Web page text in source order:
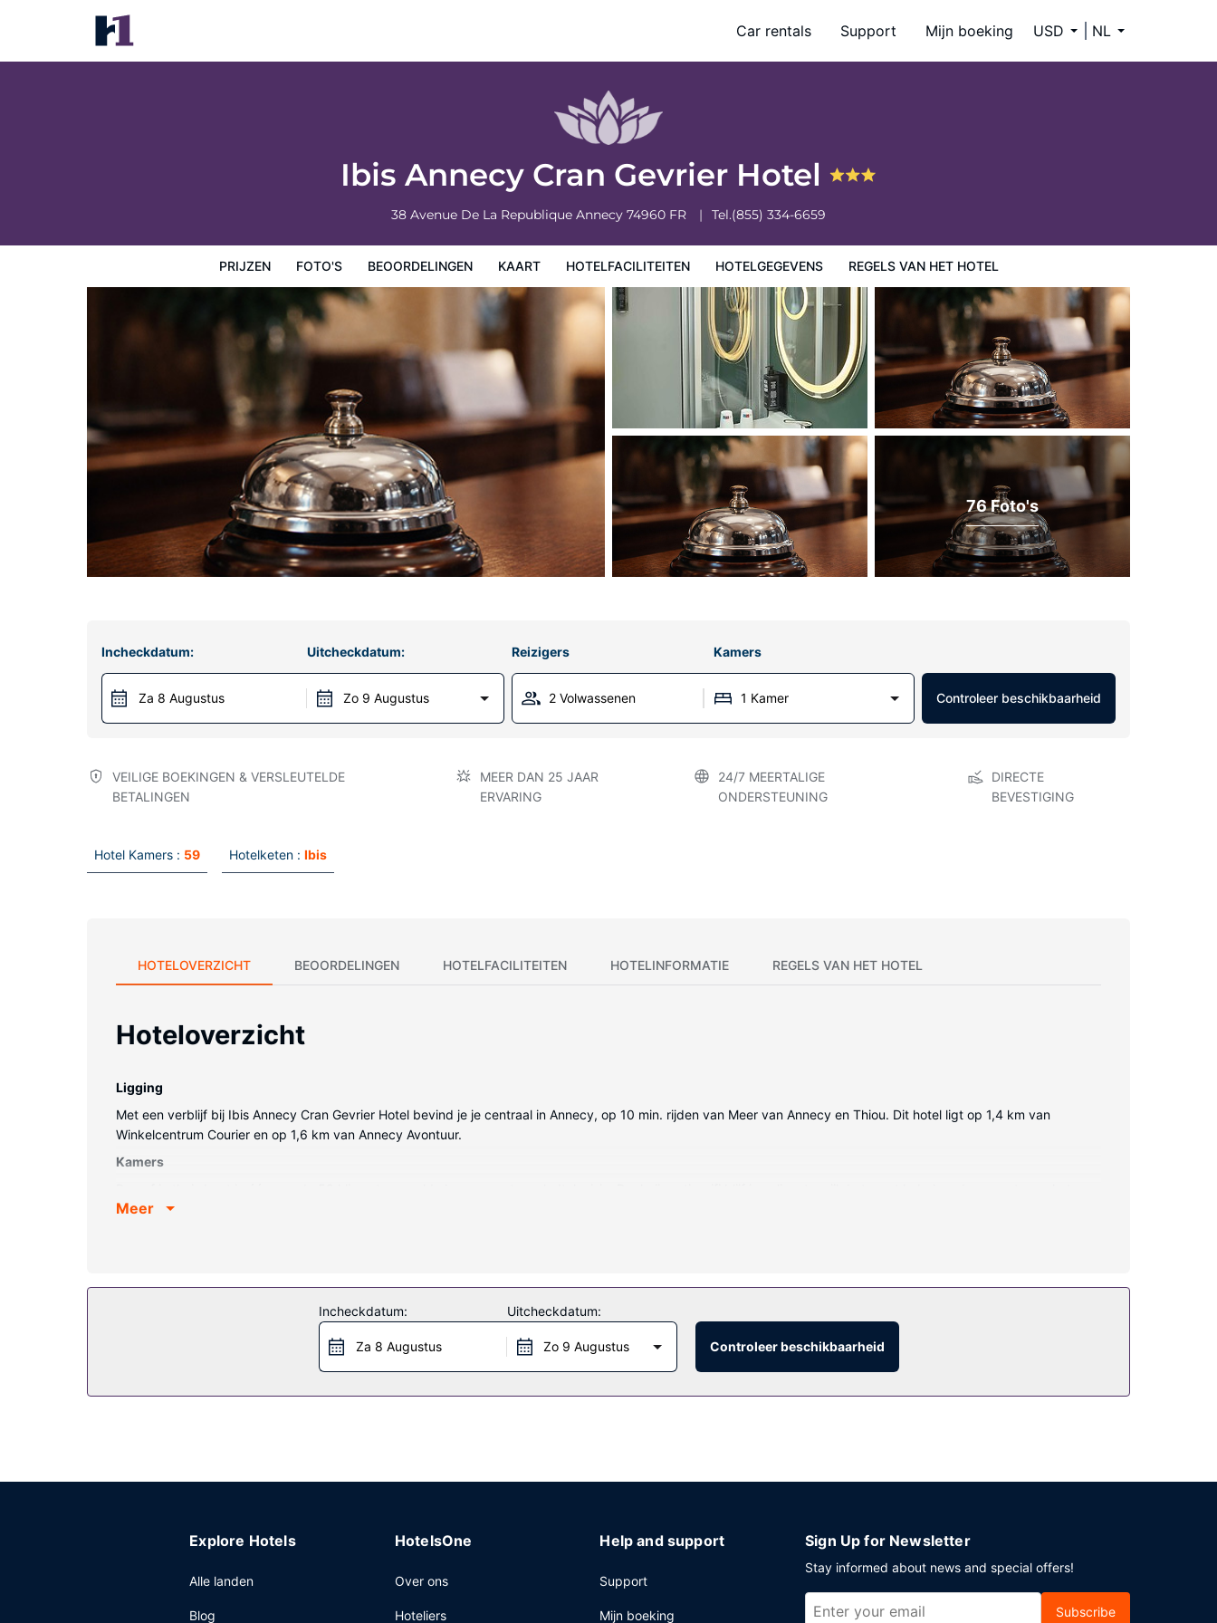
Car rentals Support Mijn boeking USD NL
Ibis Annecy Cran Gevrier Hotel
38 Avenue De La Republique Annecy 74960 FR Tel.(855) 334-6659
PRIJZEN FOTO'S BEOORDELINGEN KAART HOTELFACILITEITEN HOTELGEGEVENS REGELS VAN HET HOTEL
Ibis Annecy Cran Gevrier Hotel
Prijzen
76 Foto's
Incheckdatum:
Za 8 Augustus
Uitcheckdatum:
Zo 9 Augustus
Reizigers Kamers
2 Volwassenen 1 Kamer Controleer beschikbaarheid
VEILIGE BOEKINGEN & VERSLEUTELDE
BETALINGEN
MEER DAN 25 JAAR
ERVARING
24/7 MEERTALIGE
ONDERSTEUNING
DIRECTE
BEVESTIGING
Hotel Kamers : 59 Hotelketen : Ibis
HOTELOVERZICHT BEOORDELINGEN HOTELFACILITEITEN HOTELINFORMATIE REGELS VAN HET HOTEL
Hoteloverzicht
Ligging
Met een verblijf bij Ibis Annecy Cran Gevrier Hotel bevind je je centraal in Annecy, op 10 min. rijden van Meer van Annecy en Thiou. Dit hotel ligt op 1,4 km van
Winkelcentrum Courier en op 1,6 km van Annecy Avontuur.
Kamers
kijkplezier. Badkamers met een douche zijn voorzien. Bij de voorzieningen horen een bureau en een gratis krant en de kamers worden dagelijks schoongemaakt.
Restaurant
Gasten van Ibis Annecy Cran Gevrier Hotel kunnen genieten van een lekkere maaltijd in het restaurant of iets halen bij de snackbar/deli. Sluit je dag af met een
drankje in een bar/lounge. Dagelijks kun je tegen betaling genieten van een lekker ontbijtbuffet, dat geserveerd wordt van 06.30 uur tot 10.30 uur.
Meer
Incheckdatum:
Za 8 Augustus
Uitcheckdatum:
Zo 9 Augustus Controleer beschikbaarheid
Explore Hotels
Alle landen
Blog
HotelsOne
Over ons
Hoteliers
Help and support
Support
Mijn boeking
Sign Up for Newsletter
Stay informed about news and special offers!
Subscribe